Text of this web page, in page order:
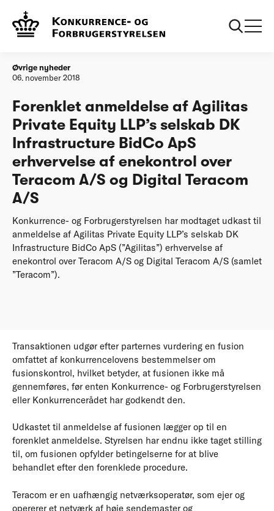
Forside
DK Infrastructure BidCo ApS erhvervelse af enekontrol over
Teracom A/S og Digital Teracom A/S
Øvrige nyheder
06. november 2018
Forenklet anmeldelse af Agilitas
Private Equity LLP’s selskab DK
Infrastructure BidCo ApS
erhvervelse af enekontrol over
Teracom A/S og Digital Teracom
A/S
Konkurrence- og Forbrugerstyrelsen har modtaget udkast til
anmeldelse af Agilitas Private Equity LLP’s selskab DK
Infrastructure BidCo ApS (”Agilitas”) erhvervelse af
enekontrol over Teracom A/S og Digital Teracom A/S (samlet
”Teracom”).
Transaktionen udgør efter parternes vurdering en fusion
omfattet af konkurrencelovens bestemmelser om
fusionskontrol, hvilket betyder, at fusionen ikke må
gennemføres, før enten Konkurrence- og Forbrugerstyrelsen
eller Konkurrencerådet har godkendt den.
Udkastet til anmeldelse af fusionen lægger op til en
forenklet anmeldelse. Styrelsen har endnu ikke taget stilling
til, om fusionen opfylder betingelserne for at blive
behandlet efter den forenklede procedure.
Teracom er en uafhængig netværksoperatør, som ejer og
opererer et netværk af høje sendemaster og